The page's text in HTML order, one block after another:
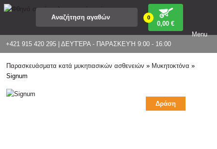
+421 915 420 295 | ΔΕΥΤΈΡΑ - ΠΑΡΑΣΚΕΥΉ 9:00 - 16:00
0
0,00 €
Menu
Παρασκευάσματα κατά μυκητιασικών ασθενειών » Μυκητοκτόνα »
Signum
Δράση